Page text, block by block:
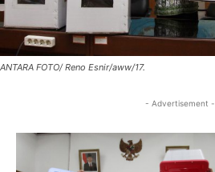
ANTARA FOTO/ Reno Esnir/aww/17.
- Advertisement -